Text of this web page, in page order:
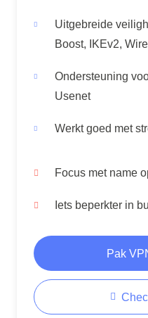
Uitgebreide
Boost, IKEv2,
Ondersteuning
Usenet
Werkt goed met
Focus met name
Iets beperkter in
Pak